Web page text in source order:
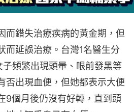
而錯失治療疾病的黃金期，但
而延誤治療。台灣1名醫生分
頻繁出現頭暈、眼前發黑等
否出現血便，但她都表示大便
9個月後仍沒有好轉，直到頭